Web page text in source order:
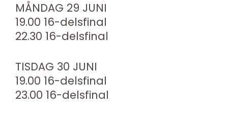
MÅNDAG 29 JUNI
19.00 16-delsfinal
22.30 16-delsfinal
TISDAG 30 JUNI
19.00 16-delsfinal
23.00 16-delsfinal